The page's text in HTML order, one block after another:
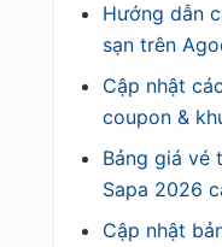
Hướng dẫn
sạn trên
Cập nhật
coupon &
Bảng giá vé
Sapa 2026
Cập nhật